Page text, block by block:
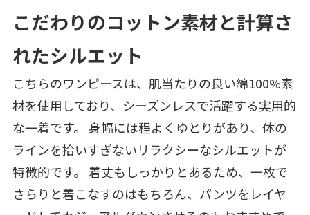
こだわりのコットン素材と計算さ
れたシルエット
こちらのワンピースは、肌当たりの良い綿100%素
材を使用しており、シーズンレスで活躍する実用的
な一着です。 身幅には程よくゆとりがあり、体の
ラインを拾いすぎないリラクシーなシルエットが
特徴的です。 着丈もしっかりとあるため、一枚で
さらりと着こなすのはもちろん、パンツをレイヤ